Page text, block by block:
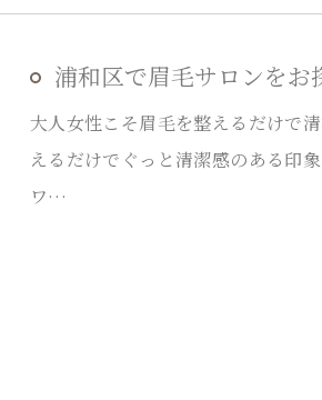
浦和区で眉毛サロンを
大人女性こそ眉毛を整えるだけで
えるだけでぐっと清潔感のある印
ワ…